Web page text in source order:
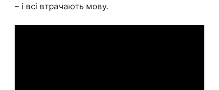
– і всі втрачають мову.